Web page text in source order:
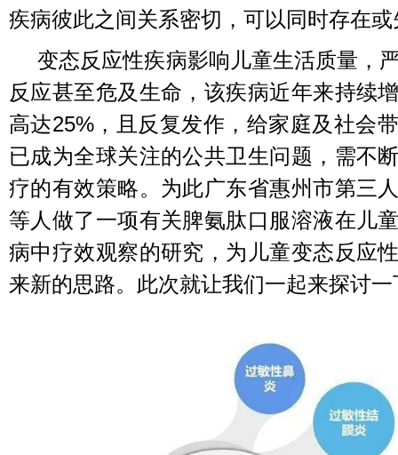
疾病彼此之间关系密切，可以同时存在
变态反应性疾病影响儿童生活质量，
反应甚至危及生命，该疾病近年来持续
高达25%，且反复发作，给家庭及社会
已成为全球关注的公共卫生问题，需不
疗的有效策略。为此广东省惠州市第三
等人做了一项有关脾氨肽口服溶液在儿
病中疗效观察的研究，为儿童变态反应
来新的思路。此次就让我们一起来探讨